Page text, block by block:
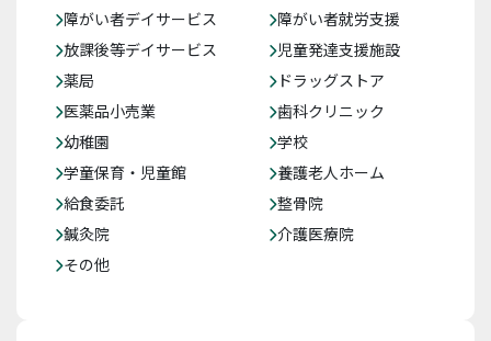
障がい者デイサービス
障がい者就労支援
放課後等デイサービス
児童発達支援施設
薬局
ドラッグストア
医薬品小売業
歯科クリニック
幼稚園
学校
学童保育・児童館
養護老人ホーム
給食委託
整骨院
鍼灸院
介護医療院
その他